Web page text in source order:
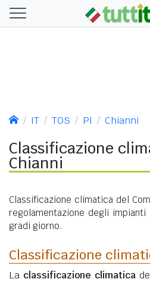
IT TOS PI Chianni
Classificazione
Chianni
Classificazione climatica del
regolamentazione degli
gradi giorno.
Classificazione
La classificazione climatica